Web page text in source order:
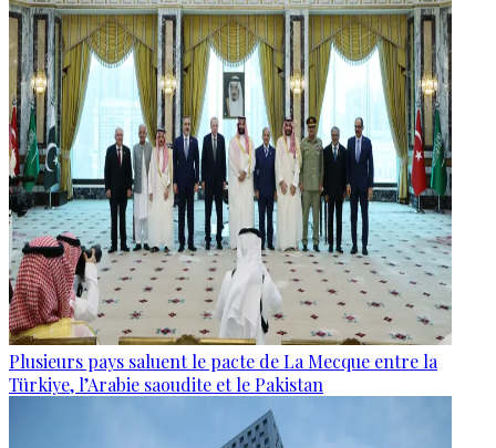
Plusieurs pays saluent le pacte de La Mecque entre la
Türkiye, l’Arabie saoudite et le Pakistan